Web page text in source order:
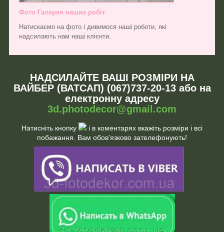
Фото Галерея наших робіт
Натискаємо на фото і дивимося наші роботи, які
надсилають нам наші клієнти.
НАДСИЛАЙТЕ ВАШІ РОЗМІРИ НА
ВАЙБЕР (ВАТСАП) (067)737-20-13 або на
електронну адресу
3d.photodecor@gmail.com
Натисніть кнопку
і в коментарях вкажіть розміри і всі
побажання. Вам обов'язково зателефонують!